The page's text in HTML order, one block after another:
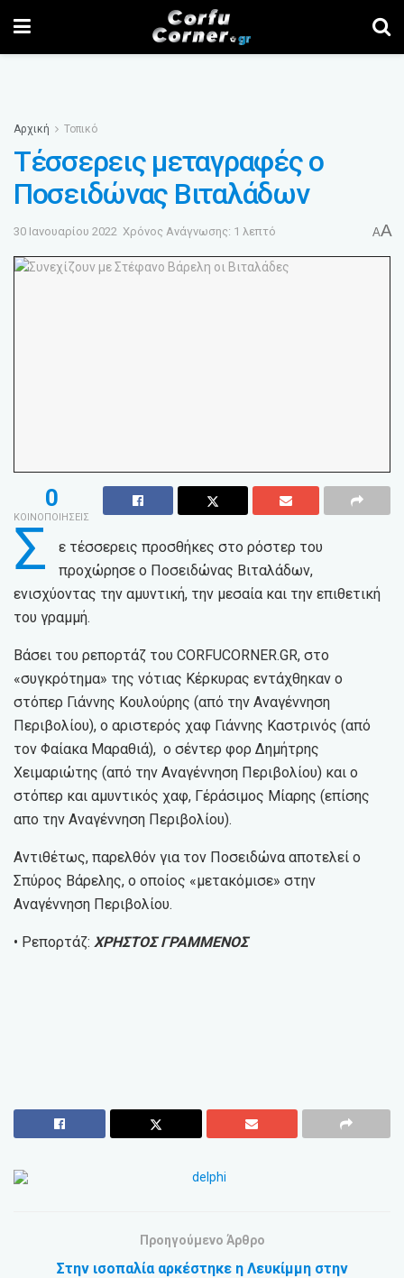
Αρχική Τοπικό
Τέσσερεις μεταγραφές ο
Ποσειδώνας Βιταλάδων
30 Ιανουαρίου 2022 Χρόνος Ανάγνωσης: 1 λεπτό AA
0
ΚΟΙΝΟΠΟΙΗΣΕΙΣ
Σ
ε τέσσερεις προσθήκες στο ρόστερ του
προχώρησε ο Ποσειδώνας Βιταλάδων,
ενισχύοντας την αμυντική, την μεσαία και την επιθετική
του γραμμή.
Βάσει του ρεπορτάζ του CORFUCORNER.GR, στο
«συγκρότημα» της νότιας Κέρκυρας εντάχθηκαν ο
στόπερ Γιάννης Κουλούρης (από την Αναγέννηση
Περιβολίου), ο αριστερός χαφ Γιάννης Καστρινός (από
τον Φαίακα Μαραθιά), ο σέντερ φορ Δημήτρης
Χειμαριώτης (από την Αναγέννηση Περιβολίου) και ο
στόπερ και αμυντικός χαφ, Γέράσιμος Μίαρης (επίσης
απο την Αναγέννηση Περιβολίου).
Αντιθέτως, παρελθόν για τον Ποσειδώνα αποτελεί ο
Σπύρος Βάρελης, ο οποίος «μετακόμισε» στην
Αναγέννηση Περιβολίου.
• Ρεπορτάζ: ΧΡΗΣΤΟΣ ΓΡΑΜΜΕΝΟΣ
Προηγούμενο Άρθρο
Στην ισοπαλία αρκέστηκε η Λευκίμμη στην